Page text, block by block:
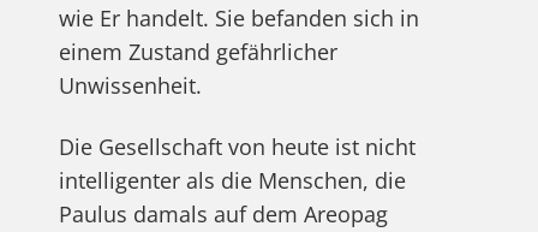
wie Er handelt. Sie befanden sich in
einem Zustand gefährlicher
Unwissenheit.
Die Gesellschaft von heute ist nicht
intelligenter als die Menschen, die
Paulus damals auf dem Areopag